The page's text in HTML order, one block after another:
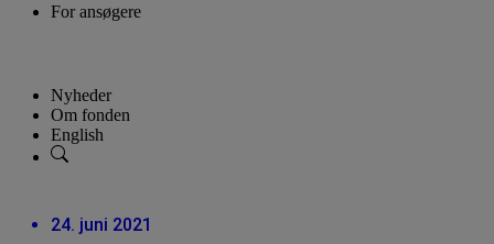
For ansøgere
Nyheder
Om fonden
English
24. juni 2021